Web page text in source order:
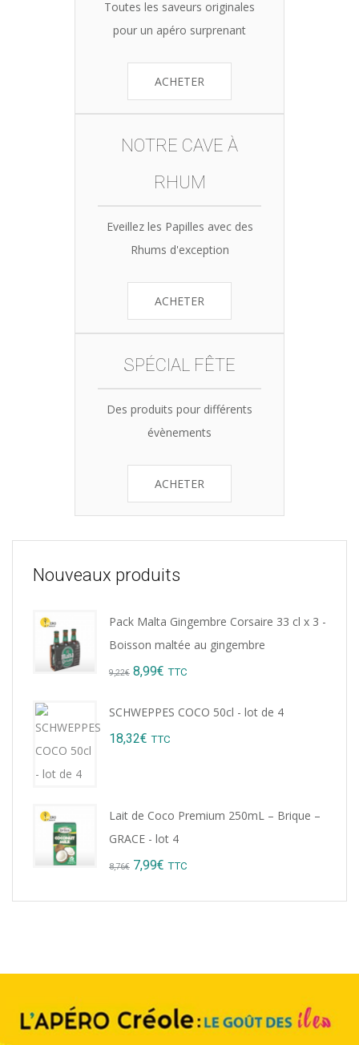
Toutes les saveurs originales
pour un apéro surprenant
ACHETER
NOTRE CAVE À
RHUM
Eveillez les Papilles avec des
Rhums d'exception
ACHETER
SPÉCIAL FÊTE
Des produits pour différents
évènements
ACHETER
Nouveaux produits
Pack Malta Gingembre Corsaire 33 cl x 3 -
Boisson maltée au gingembre
9,22€ Original
8,99€ Current
TTC
SCHWEPPES COCO 50cl - lot de 4
18,32€ TTC
Lait de Coco Premium 250mL – Brique –
GRACE - lot 4
8,76€ Original
7,99€ Current
TTC